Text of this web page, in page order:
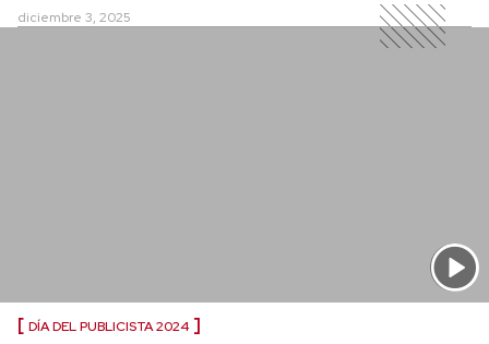
diciembre 3, 2025
DÍA DEL PUBLICISTA 2024